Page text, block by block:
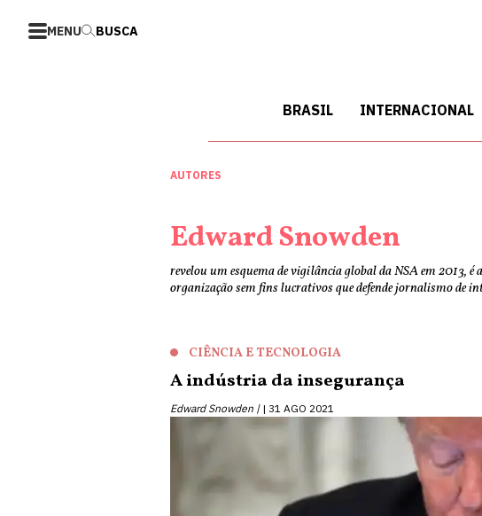
MENU BUSCA
BRASIL INTERNACIONAL
AUTORES
Edward Snowden
revelou um esquema de vigilância global da NSA em 2013,
organização sem fins lucrativos que defende jornalismo de
CIÊNCIA E TECNOLOGIA
A indústria da insegurança
Edward Snowden | 31 AGO 2021